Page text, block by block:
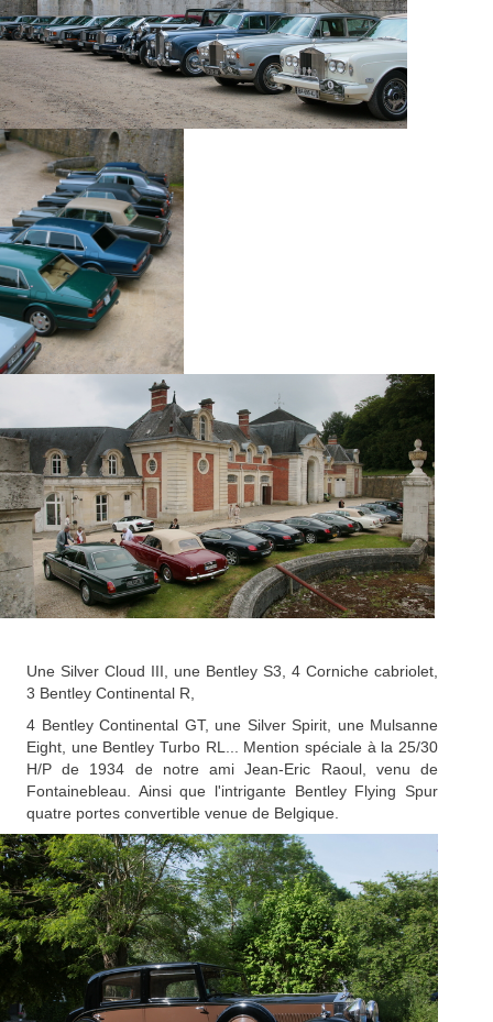
Une Silver Cloud III, une Bentley S3, 4 Corniche cabriolet,
3 Bentley Continental R,
4 Bentley Continental GT, une Silver Spirit, une Mulsanne
Eight, une Bentley Turbo RL... Mention spéciale à la 25/30
H/P de 1934 de notre ami Jean-Eric Raoul, venu de
Fontainebleau. Ainsi que l'intrigante Bentley Flying Spur
quatre portes convertible venue de Belgique.